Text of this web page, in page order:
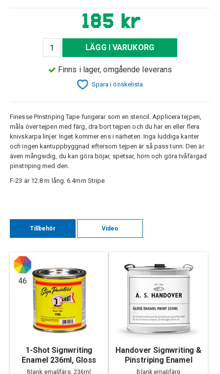
185 kr
LÄGG I VARUKORG
Finns i lager, omgående leverans
Spara i önskelista
Finesse Pinstriping Tape fungerar som en stencil. Applicera tejpen,
måla över tejpen med färg, dra bort tejpen och du har en eller flera
knivskarpa linjer. Inget kommer ens i närheten. Inga luddiga kanter
och ingen kantuppbyggnad eftersom tejpen är så pass tunn. Den är
även mångsidig, du kan göra böjar, spetsar, hörn och göra tvåfärgad
pinstriping med den.
F-23 är 12.8 m lång. 6.4mm Stripe
Tillbehör Video
46
1-Shot Signwriting
Enamel 236ml, Gloss
Blank emaljfärg, 236ml
Handover Signwriting &
Pinstriping Enamel
250ml
Blank emaljfärg